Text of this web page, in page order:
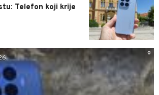
Telefon koji krije
0